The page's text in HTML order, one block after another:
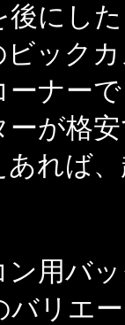
後にし
ック
ナーで
ーが格
れば、
用バ
バリエ